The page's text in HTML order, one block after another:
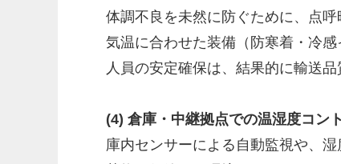
体調不良を未然に防ぐために、点
気温に合わせた装備（防寒着・冷
人員の安定確保は、結果的に輸送品
(4) 倉庫・中継拠点での温湿度コン
庫内センサーによる自動監視や、